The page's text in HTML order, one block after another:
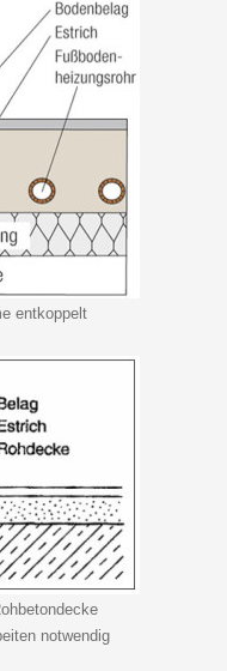
entkoppelt
notwendig